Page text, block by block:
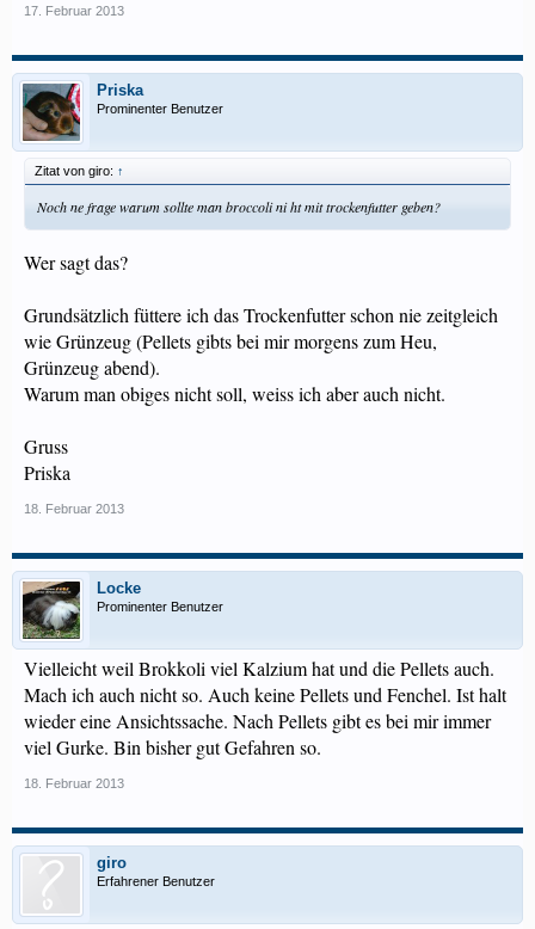
17. Februar 2013
Priska
Prominenter Benutzer
Zitat von giro: ↑
Noch ne frage warum sollte man broccoli ni ht mit trockenfutter geben?
Wer sagt das?
Grundsätzlich füttere ich das Trockenfutter schon nie zeitgleich
wie Grünzeug (Pellets gibts bei mir morgens zum Heu,
Grünzeug abend).
Warum man obiges nicht soll, weiss ich aber auch nicht.
Gruss
Priska
18. Februar 2013
Locke
Prominenter Benutzer
Vielleicht weil Brokkoli viel Kalzium hat und die Pellets auch.
Mach ich auch nicht so. Auch keine Pellets und Fenchel. Ist halt
wieder eine Ansichtssache. Nach Pellets gibt es bei mir immer
viel Gurke. Bin bisher gut Gefahren so.
18. Februar 2013
giro
Erfahrener Benutzer